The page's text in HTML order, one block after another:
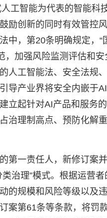
工智能为代表的智能科
励创新的同时有效管控
中，第20条明确规定，
，加强风险监测评估和
人工智能法、安全法规
导产业界将安全内嵌于
立起针对AI产品和服务
治理制高点、预防化解
第一责任人，新修订案
类治理”模式。根据运
的规模和风险等级以及
案第61条等条款，将罚